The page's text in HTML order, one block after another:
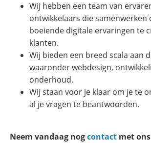
Wij hebben een team van
ontwikkelaars die samenwerken
boeiende digitale ervaringen te
klanten.
Wij bieden een breed scala aan
waaronder webdesign,
onderhoud.
Wij staan voor je klaar om je te
al je vragen te beantwoorden.
Neem vandaag nogcontact met